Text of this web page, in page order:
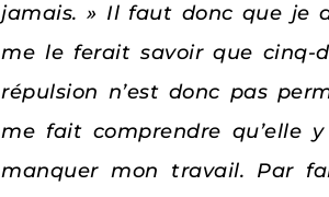
jamais. » Il faut donc que je
me le ferait savoir que
répulsion n’est donc pas
me fait comprendre qu’elle
manquer mon travail. Par